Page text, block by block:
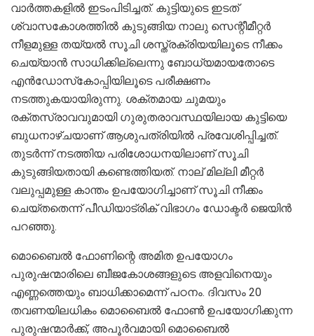
വാര്‍ത്തകളില്‍ ഇടംപിടിച്ചത്. കുട്ടിയുടെ ഇടത്
ശ്വാസകോശത്തില്‍ കുടുങ്ങിയ നാലു സെന്റീമീറ്റര്‍
നീളമുള്ള തയ്യല്‍ സൂചി ശസ്ത്രക്രിയയിലൂടെ നീക്കം
ചെയ്യാന്‍ സാധിക്കില്ലെന്നു ബോധ്യമായതോടെ
എന്‍ഡോസ്‌കോപ്പിയിലൂടെ പരീക്ഷണം
നടത്തുകയായിരുന്നു. ശക്തമായ ചുമയും
രക്തസ്രാവവുമായി ഗുരുതരാവസ്ഥയിലായ കുട്ടിയെ
ബുധനാഴ്ചയാണ് ആശുപത്രിയില്‍ പ്രവേശിപ്പിച്ചത്.
തുടര്‍ന്ന് നടത്തിയ പരിശോധനയിലാണ് സൂചി
കുടുങ്ങിയതായി കണ്ടെത്തിയത്. നാല് മില്ലി മീറ്റര്‍
വലുപ്പമുള്ള കാന്തം ഉപയോഗിച്ചാണ് സൂചി നീക്കം
ചെയ്തതെന്ന് പീഡിയാട്രിക് വിഭാഗം ഡോക്ടര്‍ ജെയിന്‍
പറഞ്ഞു.
മൊബൈല്‍ ഫോണിന്റെ അമിത ഉപയോഗം
പുരുഷന്മാരിലെ ബീജകോശങ്ങളുടെ അളവിനെയും
എണ്ണത്തെയും ബാധിക്കാമെന്ന് പഠനം. ദിവസം 20
തവണയിലധികം മൊബൈല്‍ ഫോണ്‍ ഉപയോഗിക്കുന്ന
പുരുഷന്മാര്‍ക്ക്, അപൂര്‍വമായി മൊബൈല്‍